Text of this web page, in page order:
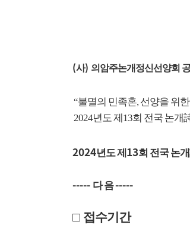
(사) 의암주논개정신선양회 공
“불멸의 민족혼,선양을 위한
2024년도 제13회 전국 논개
2024년도 제 13회 전국 논개
----- 다 음-----
□ 접수기간